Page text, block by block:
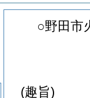
○野田市
(趣旨)